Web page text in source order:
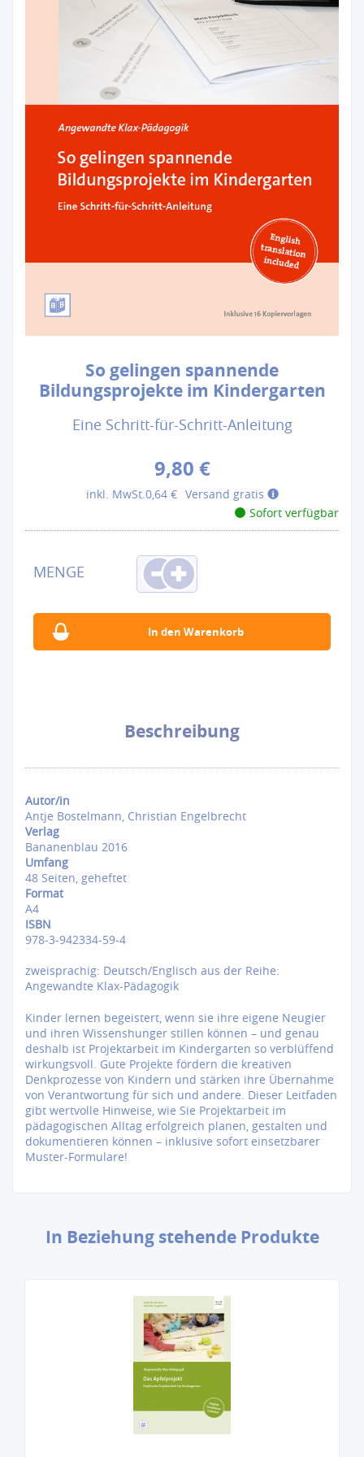
So gelingen spannende
Bildungsprojekte im Kindergarten
Eine Schritt-für-Schritt-Anleitung
9,80 €
inkl. MwSt.0,64 € Versand gratis
Sofort verfügbar
Beschreibung
Autor/in
Antje Bostelmann, Christian Engelbrecht
Verlag
Bananenblau 2016
Umfang
48 Seiten, geheftet
Format
A4
ISBN
978-3-942334-59-4
zweisprachig: Deutsch/Englisch aus der Reihe:
Angewandte Klax-Pädagogik
Kinder lernen begeistert, wenn sie ihre eigene Neugier
und ihren Wissenshunger stillen können – und genau
deshalb ist Projektarbeit im Kindergarten so verblüffend
wirkungsvoll. Gute Projekte fördern die kreativen
Denkprozesse von Kindern und stärken ihre Übernahme
von Verantwortung für sich und andere. Dieser Leitfaden
gibt wertvolle Hinweise, wie Sie Projektarbeit im
pädagogischen Alltag erfolgreich planen, gestalten und
dokumentieren können – inklusive sofort einsetzbarer
Muster-Formulare!
In Beziehung stehende Produkte